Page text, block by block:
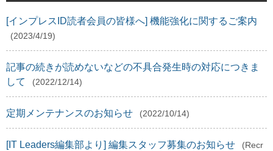
[インプレスID読者会員の皆様へ] 機能強化に関するご案内
(2023/4/19)
記事の続きが読めないなどの不具合発生時の対応につきま
して
(2022/12/14)
定期メンテナンスのお知らせ (2022/10/14)
[IT Leaders編集部より] 編集スタッフ募集のお知らせ
(Recr